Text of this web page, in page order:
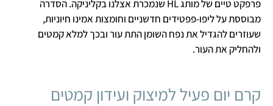
פרפקט טיים של מותג HL שנמכרת אצלנו בקליניקה. הסדרה
מבוססת על ליפו-פפטידים חדשניים וחומצות אמינו חיוניות,
שעוזרים להגדיל את נפח השומן התת עור ובכך למלא קמטים
ולהחליק את העור.
קרם יום פעיל למיצוק ועידון קמטים